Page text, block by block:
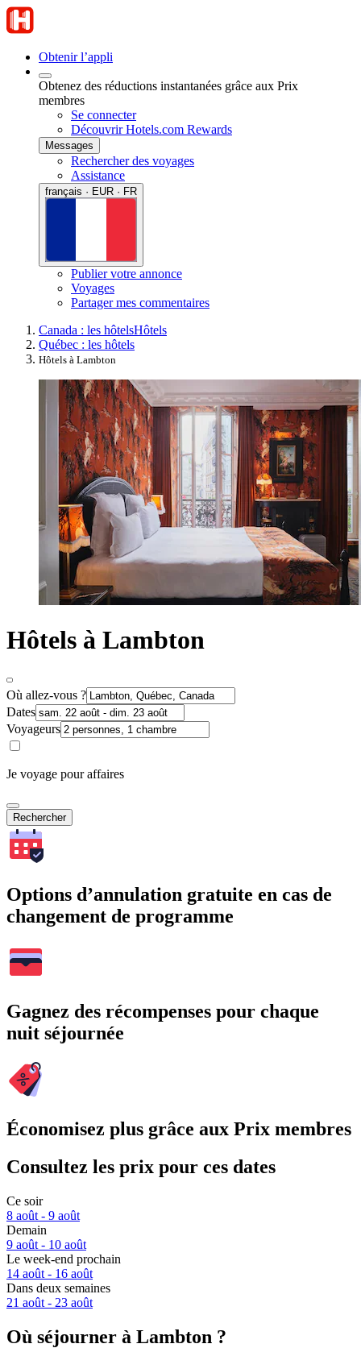
Obtenir l’appli
Obtenez des réductions instantanées grâce aux Prix
membres
Se connecter
Découvrir Hotels.com Rewards
Messages
Rechercher des voyages
Assistance
français · EUR · FR
Publier votre annonce
Voyages
Partager mes commentaires
Canada : les hôtelsHôtels
Québec : les hôtels
Hôtels à Lambton
Hôtels à Lambton
Où allez-vous ?
Dates
Voyageurs
Je voyage pour affaires
Rechercher
Options d’annulation gratuite en cas de
changement de programme
Gagnez des récompenses pour chaque
nuit séjournée
Économisez plus grâce aux Prix membres
Consultez les prix pour ces dates
Ce soir
8 août - 9 août
Demain
9 août - 10 août
Le week-end prochain
14 août - 16 août
Dans deux semaines
21 août - 23 août
Où séjourner à Lambton ?